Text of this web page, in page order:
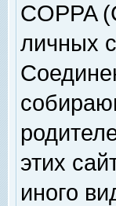
COPPA
личных
этих
иного